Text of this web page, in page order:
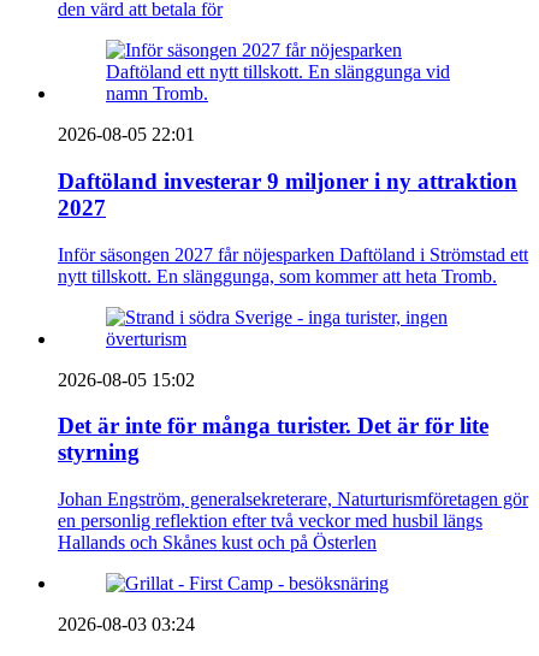
den värd att betala för
2026-08-05 22:01
Daftöland investerar 9 miljoner i ny attraktion
2027
Inför säsongen 2027 får nöjesparken Daftöland i Strömstad ett
nytt tillskott. En slänggunga, som kommer att heta Tromb.
2026-08-05 15:02
Det är inte för många turister. Det är för lite
styrning
Johan Engström, generalsekreterare, Naturturismföretagen gör
en personlig reflektion efter två veckor med husbil längs
Hallands och Skånes kust och på Österlen
2026-08-03 03:24